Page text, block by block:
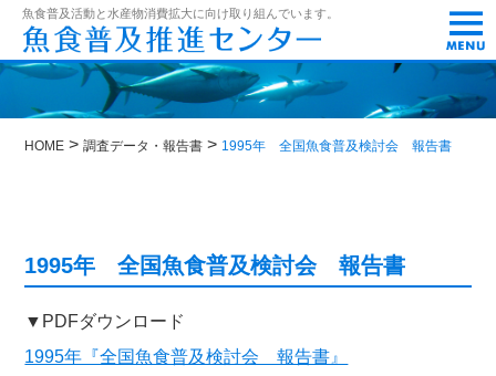
魚食普及活動と水産物消費拡大に向け取り組んでいます。
t
o
g
g
e
o
HOME >調査データ・報告書 > 1995年 全国魚食普及検討会 報告書
1995年 全国魚食普及検討会 報告書
▼PDFダウンロード
1995年『全国魚食普及検討会 報告書』